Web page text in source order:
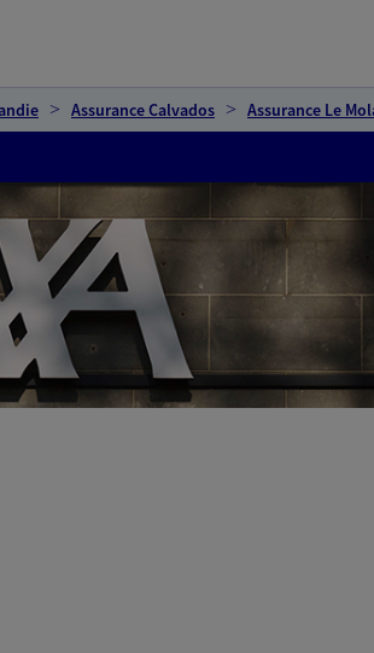
Assurance Calvados Assurance Le